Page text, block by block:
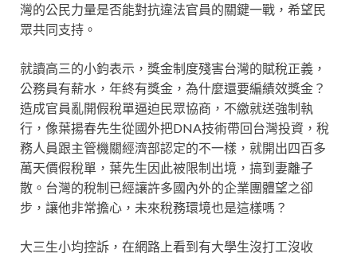
灣的公民力量是否能對抗違法官員的關鍵一戰，希望民
眾共同支持。
就讀高三的小鈞表示，獎金制度殘害台灣的賦稅正義，
公務員有薪水，年終有獎金，為什麼還要編績效獎金？
造成官員亂開假稅單逼迫民眾協商，不繳就送強制執
行，像葉揚春先生從國外把DNA技術帶回台灣投資，稅
務人員跟主管機關經濟部認定的不一樣，就開出四百多
萬天價假稅單，葉先生因此被限制出境，搞到妻離子
散。台灣的稅制已經讓許多國內外的企業團體望之卻
步，讓他非常擔心，未來稅務環境也是這樣嗎？
大三生小均控訴，在網路上看到有大學生沒打工沒收